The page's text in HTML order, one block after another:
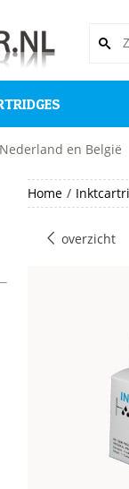
en België
Home /
overzicht